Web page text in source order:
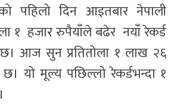
पहिलो दिन आइतबार नेपाली
१ हजार रुपैयाँले बढेर नयाँ रेकर्ड
आज सुन प्रतितोला १ लाख २६
यो मूल्य पछिल्लो रेकर्डभन्दा १